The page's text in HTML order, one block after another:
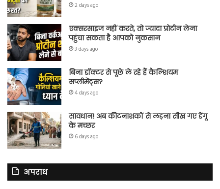
2 days ago
एक्सरसाइज नहीं करते, तो ज्यादा प्रोटीन लेना
पहुंचा सकता है आपको नुकसान
3 days ago
बिना डॉक्टर से पूछे ले रहे हैं कैल्शियम
सप्लीमेंट्स?
4 days ago
सावधान! अब कीटनाशकों से लड़ना सीख गए डेंगू
के मच्छर
6 days ago
अपराध